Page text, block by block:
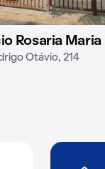
Rosaria Maria
Otávio, 214